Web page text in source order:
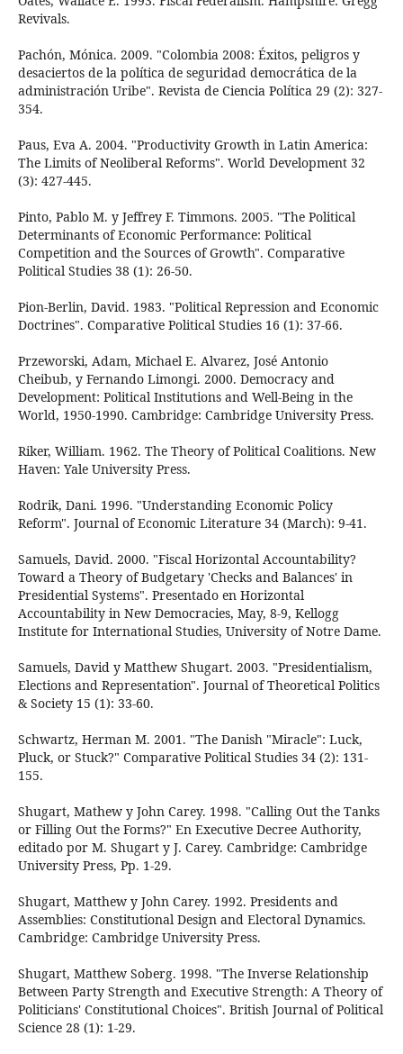
Revivals.
Pachón, Mónica. 2009. "Colombia 2008: Éxitos, peligros y
desaciertos de la política de seguridad democrática de la
administración Uribe". Revista de Ciencia Política 29 (2): 327-
354.
Paus, Eva A. 2004. "Productivity Growth in Latin America:
The Limits of Neoliberal Reforms". World Development 32
(3): 427-445.
Pinto, Pablo M. y Jeffrey F. Timmons. 2005. "The Political
Determinants of Economic Performance: Political
Competition and the Sources of Growth". Comparative
Political Studies 38 (1): 26-50.
Pion-Berlin, David. 1983. "Political Repression and Economic
Doctrines". Comparative Political Studies 16 (1): 37-66.
Przeworski, Adam, Michael E. Alvarez, José Antonio
Cheibub, y Fernando Limongi. 2000. Democracy and
Development: Political Institutions and Well-Being in the
World, 1950-1990. Cambridge: Cambridge University Press.
Riker, William. 1962. The Theory of Political Coalitions. New
Haven: Yale University Press.
Rodrik, Dani. 1996. "Understanding Economic Policy
Reform". Journal of Economic Literature 34 (March): 9-41.
Samuels, David. 2000. "Fiscal Horizontal Accountability?
Toward a Theory of Budgetary 'Checks and Balances' in
Presidential Systems". Presentado en Horizontal
Accountability in New Democracies, May, 8-9, Kellogg
Institute for International Studies, University of Notre Dame.
Samuels, David y Matthew Shugart. 2003. "Presidentialism,
Elections and Representation". Journal of Theoretical Politics
& Society 15 (1): 33-60.
Schwartz, Herman M. 2001. "The Danish "Miracle": Luck,
Pluck, or Stuck?" Comparative Political Studies 34 (2): 131-
155.
Shugart, Mathew y John Carey. 1998. "Calling Out the Tanks
or Filling Out the Forms?" En Executive Decree Authority,
editado por M. Shugart y J. Carey. Cambridge: Cambridge
University Press, Pp. 1-29.
Shugart, Matthew y John Carey. 1992. Presidents and
Assemblies: Constitutional Design and Electoral Dynamics.
Cambridge: Cambridge University Press.
Shugart, Matthew Soberg. 1998. "The Inverse Relationship
Between Party Strength and Executive Strength: A Theory of
Politicians' Constitutional Choices". British Journal of Political
Science 28 (1): 1-29.